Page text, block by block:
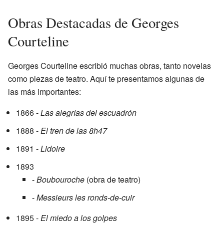
Obras Destacadas de Georges
Courteline
Georges Courteline escribió muchas obras, tanto novelas
como piezas de teatro. Aquí te presentamos algunas de
las más importantes:
1866 -Las alegrías del escuadrón
1888 -El tren de las 8h47
1891 -Lidoire
1893
-Boubouroche (obra de teatro)
-Messieurs les ronds-de-cuir
1895 -El miedo a los golpes